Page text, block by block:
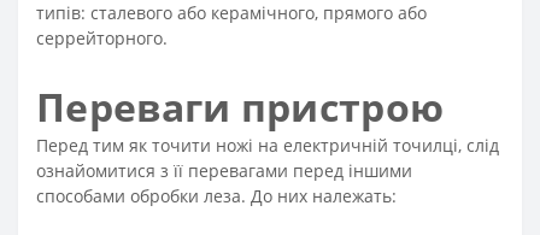
типів: сталевого або керамічного, прямого або
серрейторного.
Переваги пристрою
Перед тим як точити ножі на електричній точилці, слід
ознайомитися з її перевагами перед іншими
способами обробки леза. До них належать: